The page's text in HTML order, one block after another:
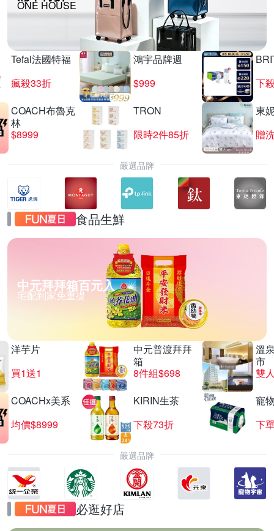
ONE HOUSE
Tefal法國特福
瘋殺33折
鴻宇品牌週
$999
下
COACH布魯克
林
$8999
TRON
限時2件85折
東
贈
嚴選品牌
食品生鮮
中元拜拜箱百元入
宅配到家免重提
洋芋片
買1送1
中元普渡拜拜
箱
8件組$698
溫
市
COACHx美系
均價$8999
KIRIN生茶
下殺73折
寵
下
嚴選品牌
必逛好店